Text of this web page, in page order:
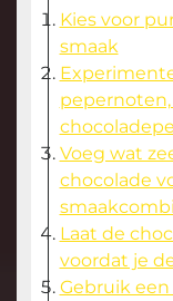
Kies voor
smaak
pepernoten,
Voeg wat
chocolade
Laat de
voordat je
Gebruik